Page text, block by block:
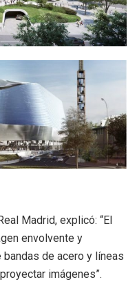
Madrid, explicó: “El
envolvente y
de acero y líneas
imágenes”.